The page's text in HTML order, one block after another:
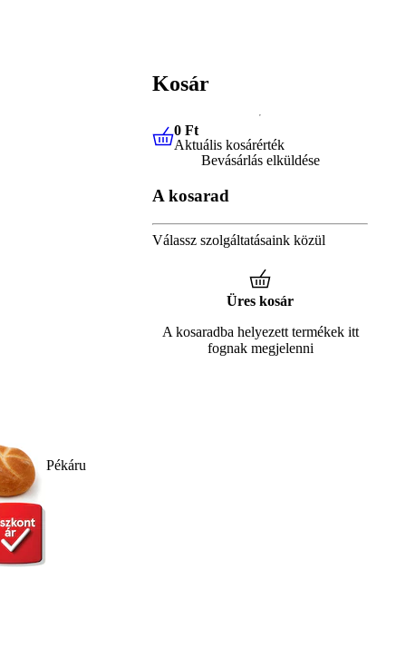
Pékáru
Kosár
0 FtAktuális kosárérték
0 Ft
Aktuális kosárérték
Bevásárlás elküldése
A kosarad
Válassz szolgáltatásaink közül
Üres kosár
A kosaradba helyezett termékek itt
fognak megjelenni